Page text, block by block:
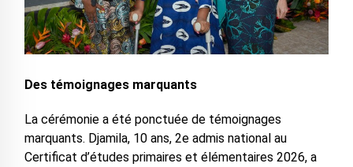
Des témoignages marquants
La cérémonie a été ponctuée de témoignages
marquants. Djamila, 10 ans, 2e admis national au
Certificat d’études primaires et élémentaires 2026, a